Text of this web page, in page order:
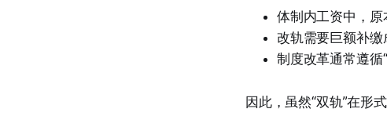
体制内工资中，原
改轨需要巨额补缴
制度改革通常遵循
因此，虽然“双轨”在形